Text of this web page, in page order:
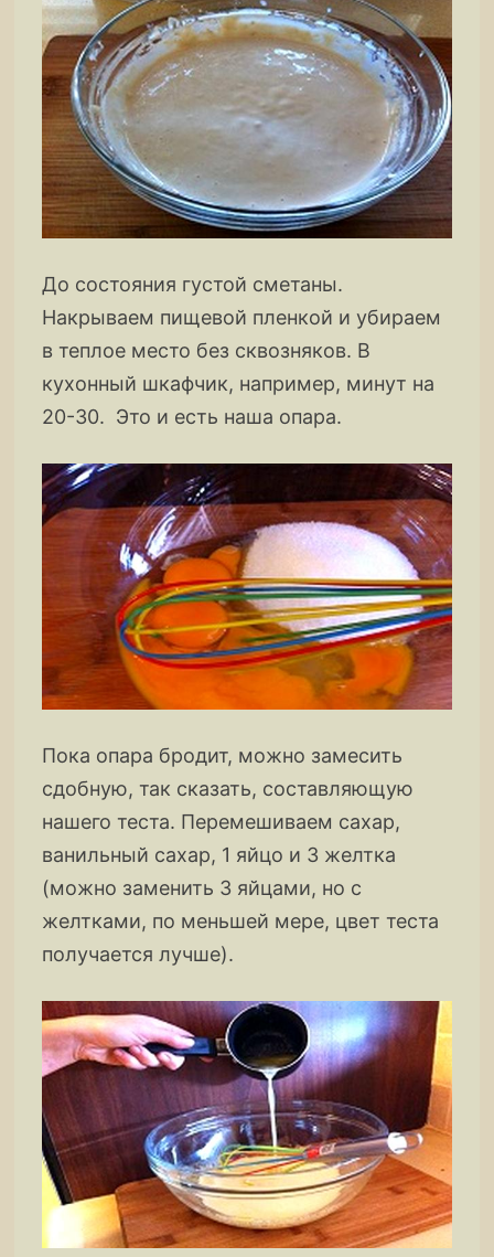
До состояния густой сметаны.
Накрываем пищевой пленкой и убираем
в теплое место без сквозняков. В
кухонный шкафчик, например, минут на
20-30. Это и есть наша опара.
Пока опара бродит, можно замесить
сдобную, так сказать, составляющую
нашего теста. Перемешиваем сахар,
ванильный сахар, 1 яйцо и 3 желтка
(можно заменить 3 яйцами, но с
желтками, по меньшей мере, цвет теста
получается лучше).